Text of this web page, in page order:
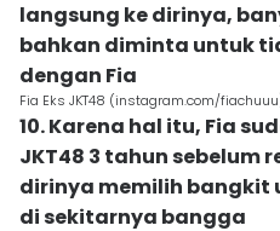
langsung ke dirinya,
bahkan diminta untuk
dengan Fia
Fia Eks JKT48 (instagram.com/
10. Karena hal itu, Fia
JKT48 3 tahun sebelum
dirinya memilih bangkit
di sekitarnya bangga